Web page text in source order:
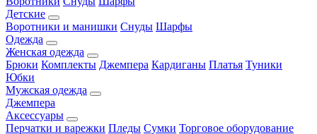
Детские
Воротники и манишки Снуды Шарфы
Одежда
Женская одежда
Брюки Комплекты Джемпера Кардиганы Платья Туники
Юбки
Мужская одежда
Джемпера
Аксессуары
Перчатки и варежки Пледы Сумки Торговое оборудование